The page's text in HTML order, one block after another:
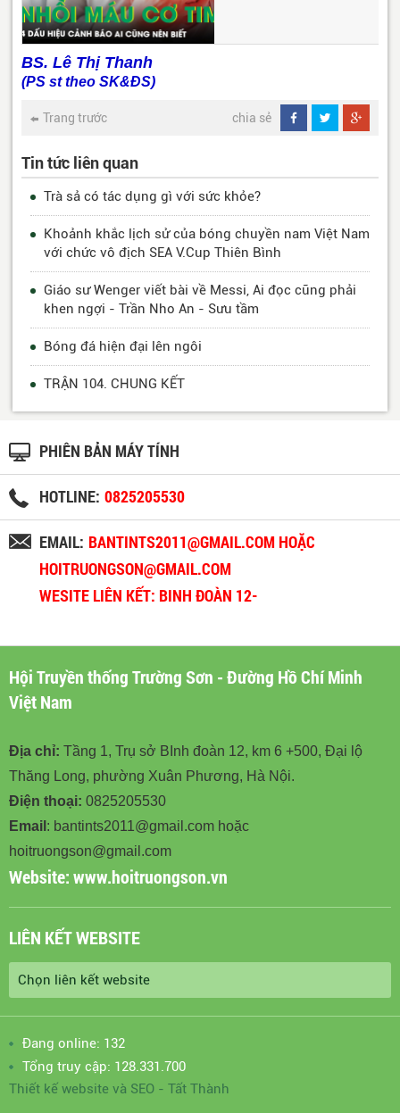
BS. Lê Thị Thanh
(PS st theo SK&ĐS)
Trang trước chia sẻ
Tin tức liên quan
Trà sả có tác dụng gì với sức khỏe?
Khoảnh khắc lịch sử của bóng chuyền nam Việt Nam
với chức vô địch SEA V.Cup Thiên Bình
Giáo sư Wenger viết bài về Messi, Ai đọc cũng phải
khen ngợi - Trần Nho An - Sưu tầm
Bóng đá hiện đại lên ngôi
TRẬN 104. CHUNG KẾT
PHIÊN BẢN MÁY TÍNH
HOTLINE: 0825205530
EMAIL: BANTINTS2011@GMAIL.COM HOẶC
HOITRUONGSON@GMAIL.COM
WESITE LIÊN KẾT: BINH ĐOÀN 12-
Hội Truyền thống Trường Sơn - Đường Hồ Chí Minh
Việt Nam
Địa chỉ: Tầng 1, Trụ sở BInh đoàn 12, km 6 +500, Đại lộ
Thăng Long, phường Xuân Phương, Hà Nội.
Điện thoại: 0825205530
Email : bantints2011@gmail.com hoặc
hoitruongson@gmail.com
Website:www.hoitruongson.vn
LIÊN KẾT WEBSITE
Đang online: 132
Tổng truy cập: 128.331.700
Thiết kế website và SEO - Tất Thành